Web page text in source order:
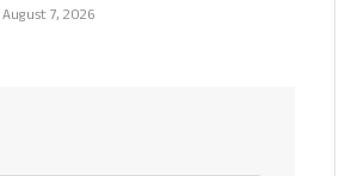
August 7, 2026